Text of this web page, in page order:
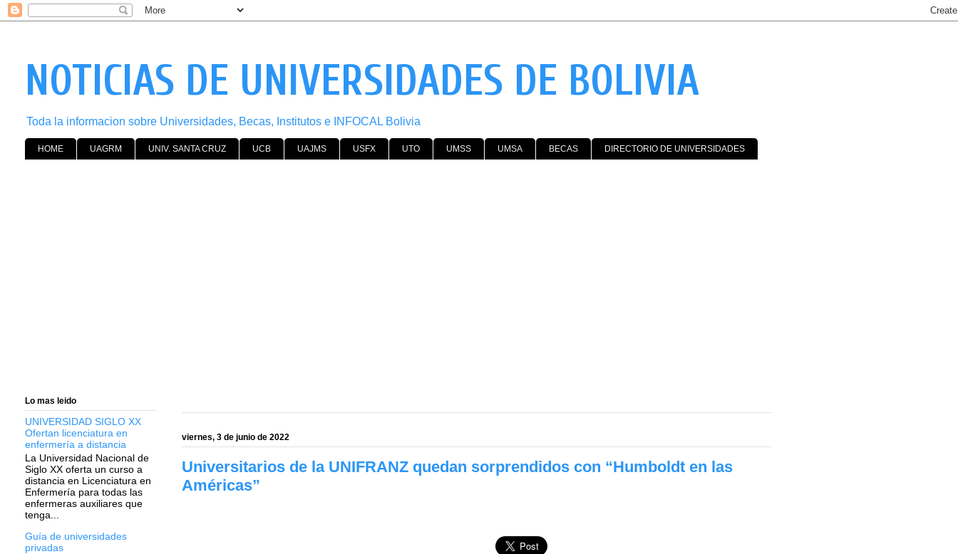
NOTICIAS DE UNIVERSIDADES DE BOLIVIA
Toda la informacion sobre Universidades, Becas, Institutos e INFOCAL Bolivia
HOME UAGRM UNIV. SANTA CRUZ UCB UAJMS USFX UTO UMSS UMSA BECAS DIRECTORIO DE UNIVERSIDADES
viernes, 3 de junio de 2022
Universitarios de la UNIFRANZ quedan sorprendidos con “Humboldt en las
Américas”
Lo mas leido
UNIVERSIDAD SIGLO XX
Ofertan licenciatura en
enfermería a distancia
La Universidad Nacional de
Siglo XX oferta un curso a
distancia en Licenciatura en
Enfermería para todas las
enfermeras auxiliares que
tenga...
Guía de universidades
privadas